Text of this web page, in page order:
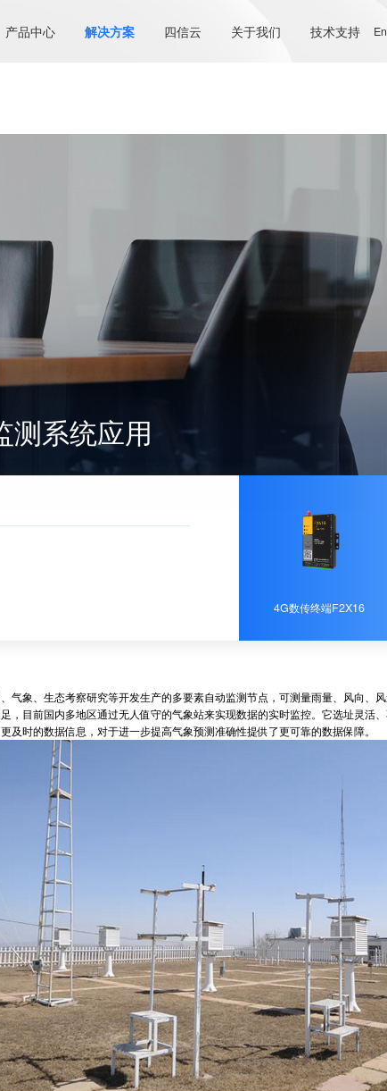
产品中心 解决方案 四信云 关于我们 技术支持
测系统应用
4G数传终端F2X16
象、生态考察研究等开发生产的多要素自动监测节点，可测量雨量、风向、
，目前国内多地区通过无人值守的气象站来实现数据的实时监控。它选址灵活
及时的数据信息，对于进一步提高气象预测准确性提供了更可靠的数据保障。